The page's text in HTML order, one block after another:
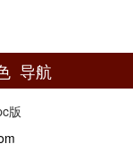
导航
版